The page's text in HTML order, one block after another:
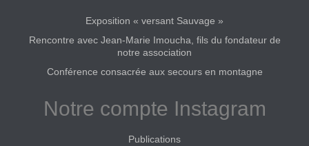
Exposition « versant Sauvage »
Rencontre avec Jean-Marie Imoucha, fils du fondateur de
notre association
Conférence consacrée aux secours en montagne
Notre compte Instagram
Publications